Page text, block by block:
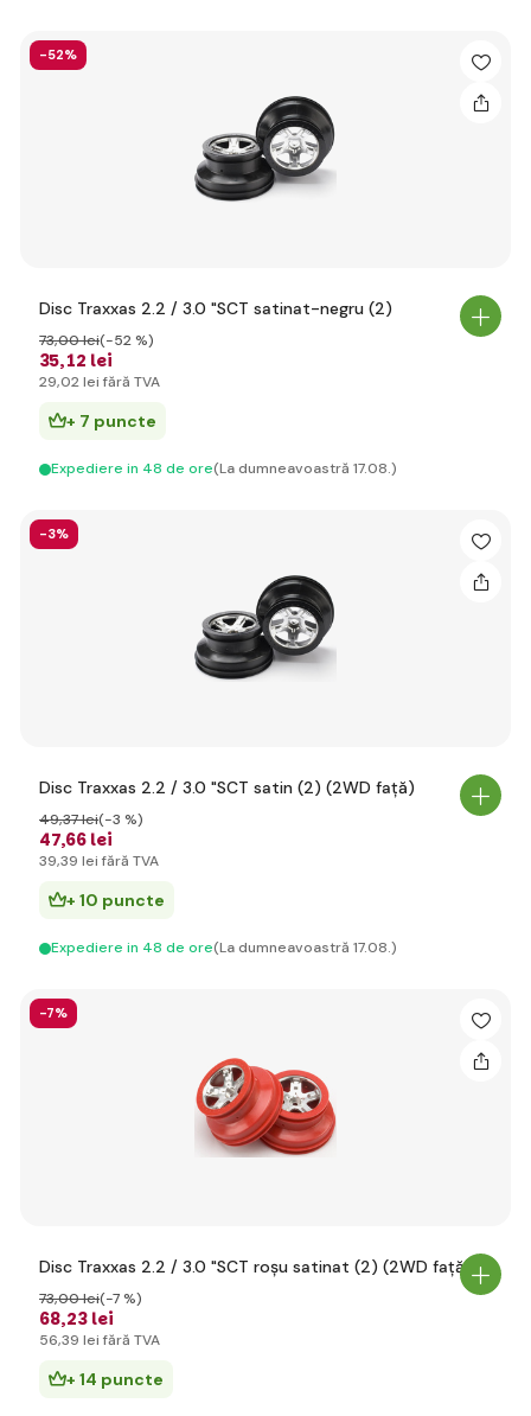
-52%
Disc Traxxas 2.2 / 3.0 "SCT satinat-negru (2)
35,12 lei
73,00 lei(-52 %)
29,02 lei fără TVA
+ 7 puncte
Expediere in 48 de ore(La dumneavoastră 17.08.)
-3%
Disc Traxxas 2.2 / 3.0 "SCT satin (2) (2WD față)
47,66 lei
49,37 lei(-3 %)
39,39 lei fără TVA
+ 10 puncte
Expediere in 48 de ore(La dumneavoastră 17.08.)
-7%
Disc Traxxas 2.2 / 3.0 "SCT roșu satinat (2) (2WD față)
68,23 lei
73,00 lei(-7 %)
56,39 lei fără TVA
+ 14 puncte